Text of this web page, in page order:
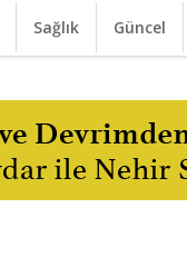
Sağlık Güncel